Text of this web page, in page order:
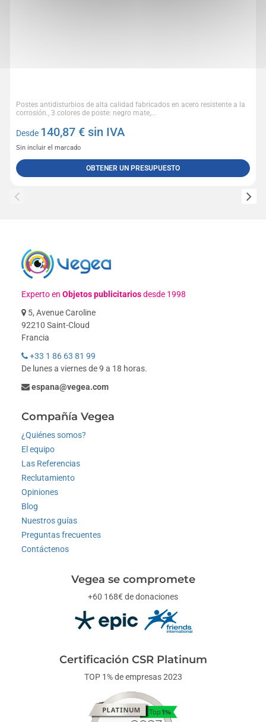
Postes antidisturbios de alta calidad fabricados en acero resistente a la
corrosión., 3 colores de poste: negro mate,...
Desde 140,87 € sin IVA
Sin incluir el marcado
OBTENER UN PRESUPUESTO
Experto enObjetos publicitariosdesde 1998
5, Avenue Caroline
92210 Saint-Cloud
Francia
+33 1 86 63 81 99
De lunes a viernes de 9 a 18 horas.
espana@vegea.com
Compañía Vegea
¿Quiénes somos?
El equipo
Las Referencias
Reclutamiento
Opiniones
Blog
Nuestros guías
Preguntas frecuentes
Contáctenos
Vegea se compromete
+60 168€ de donaciones
Certificación CSR Platinum
TOP 1% de empresas 2023